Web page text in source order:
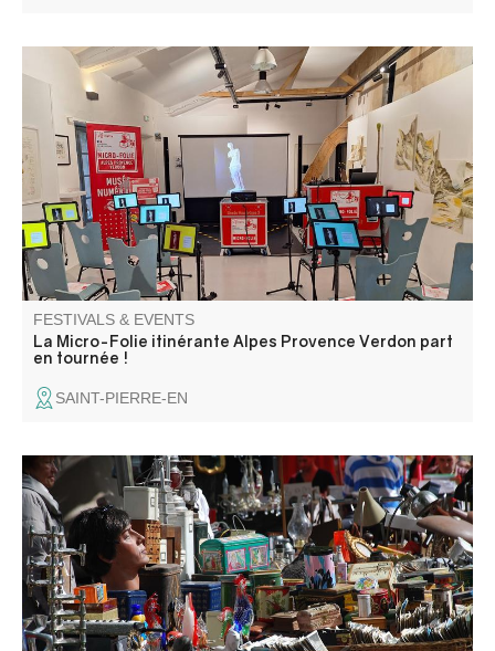
La Micro-Folie itinérante Alpes Provence Verdon s'installe
à Saint-Pierre ! La Micro-Folie c'est un musée numérique,
un espace de réalité virtuelle, un fablab et une
ludothèque. Une programmation riche et ludique vous
attend pour petits et grands.
FESTIVALS & EVENTS
La Micro-Folie itinérante Alpes Provence Verdon part
en tournée !
SAINT-PIERRE-EN
Foire aux puces dans les fortifications. Venez chiner et
trouver de jolis petits trésors. Exposants : inscriptions
auprès de Béatrice